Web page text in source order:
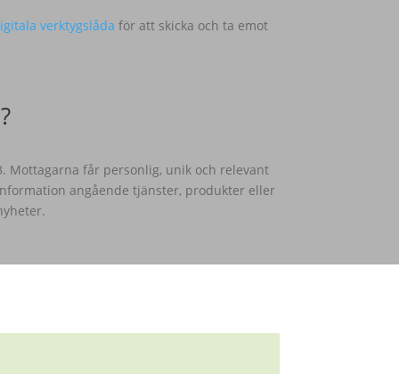
verktygslåda för att skicka och ta emot
Mottagarna får personlig, unik och relevant
angående tjänster, produkter eller